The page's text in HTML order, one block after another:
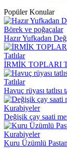
Popüler Konular
Börek ve poğaçalar
Hazır Yufkadan
Tatlılar
İRMİK TOPLARI
Tatlılar
Havuç rüyası tatlısı
Kurabiyeler
Değişik çay saati
Kurabiyeler
Kuru Üzümlü